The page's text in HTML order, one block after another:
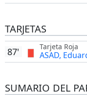
TARJETAS
Tarjeta Roja
ASAD,
87'
SUMARIO DEL